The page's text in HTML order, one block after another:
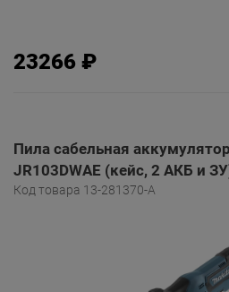
23266 ₽
Пила сабельная
JR103DWAE (кейс, 2 АКБ и
Код товара 13-281370-A